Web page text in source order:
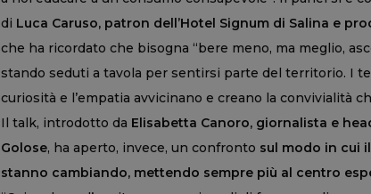
di Luca Caruso, patron dell’Hotel Signum di Salina e
che ha ricordato che bisogna “bere meno, ma meglio,
stando seduti a tavola per sentirsi parte del territorio. I
curiosità e l’empatia avvicinano e creano la convivialità
Il talk, introdotto da Elisabetta Canoro, giornalista e
Golose, ha aperto, invece, un confronto sul modo in cui
stanno cambiando, mettendo sempre più al centro